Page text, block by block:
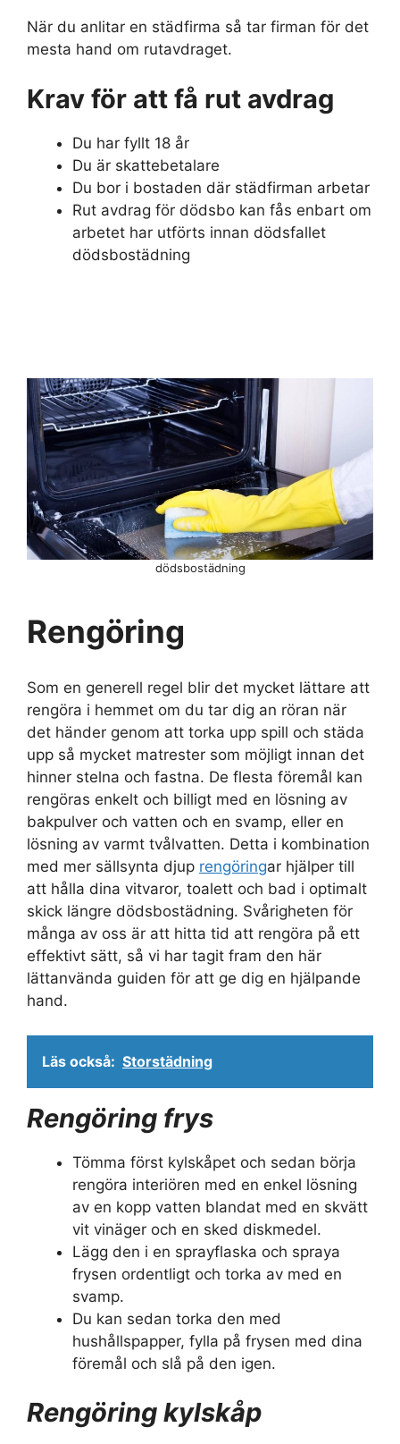
När du anlitar en städfirma så tar firman för det
mesta hand om rutavdraget.
Krav för att få rut avdrag
Du har fyllt 18 år
Du är skattebetalare
Du bor i bostaden där städfirman arbetar
Rut avdrag för dödsbo kan fås enbart om
arbetet har utförts innan dödsfallet
dödsbostädning
dödsbostädning
Rengöring
Som en generell regel blir det mycket lättare att
rengöra i hemmet om du tar dig an röran när
det händer genom att torka upp spill och städa
upp så mycket matrester som möjligt innan det
hinner stelna och fastna. De flesta föremål kan
rengöras enkelt och billigt med en lösning av
bakpulver och vatten och en svamp, eller en
lösning av varmt tvålvatten. Detta i kombination
med mer sällsynta djup rengöringar hjälper till
att hålla dina vitvaror, toalett och bad i optimalt
skick längre dödsbostädning. Svårigheten för
många av oss är att hitta tid att rengöra på ett
effektivt sätt, så vi har tagit fram den här
lättanvända guiden för att ge dig en hjälpande
hand.
Läs också: Storstädning
Rengöring frys
Tömma först kylskåpet och sedan börja
rengöra interiören med en enkel lösning
av en kopp vatten blandat med en skvätt
vit vinäger och en sked diskmedel.
Lägg den i en sprayflaska och spraya
frysen ordentligt och torka av med en
svamp.
Du kan sedan torka den med
hushållspapper, fylla på frysen med dina
föremål och slå på den igen.
Rengöring kylskåp